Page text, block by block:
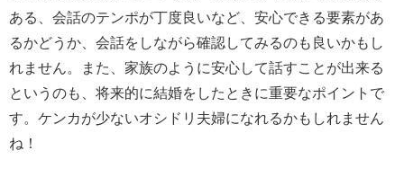
ある、会話のテンポが丁度良いなど、安心できる要素があ
るかどうか、会話をしながら確認してみるのも良いかもし
れません。また、家族のように安心して話すことが出来る
というのも、将来的に結婚をしたときに重要なポイントで
す。ケンカが少ないオシドリ夫婦になれるかもしれません
ね！